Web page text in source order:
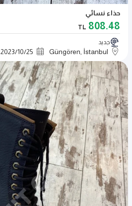
حذاء نسائي
808.48
TL
جديد
Güngören, İstanbul
2023/10/25